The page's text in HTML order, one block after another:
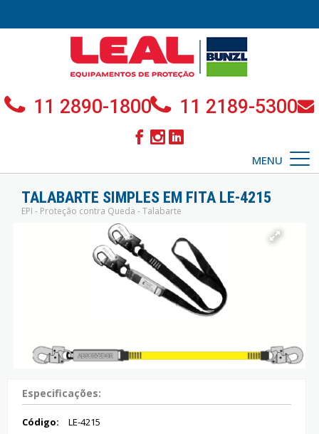
11 2890-1800 11 2189-5300
MENU
TALABARTE SIMPLES EM FITA LE-4215
EPI - Proteção contra Queda - Talabarte
Especificações:
Código:
LE-4215